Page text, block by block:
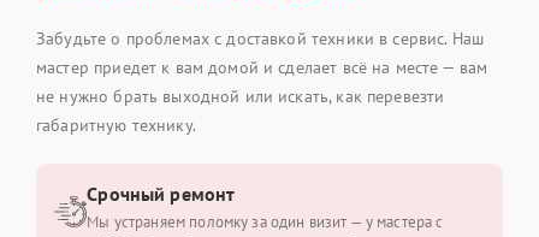
Забудьте о проблемах с доставкой техники в сервис. Наш
мастер приедет к вам домой и сделает всё на месте — вам
не нужно брать выходной или искать, как перевезти
габаритную технику.
Срочный ремонт
Мы устраняем поломку за один визит — у мастера с